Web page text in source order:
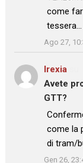
come
tessera…
Ago 27,
Irexia
Avete
GTT?
: “
come la
di tram/
”
Gen 26,